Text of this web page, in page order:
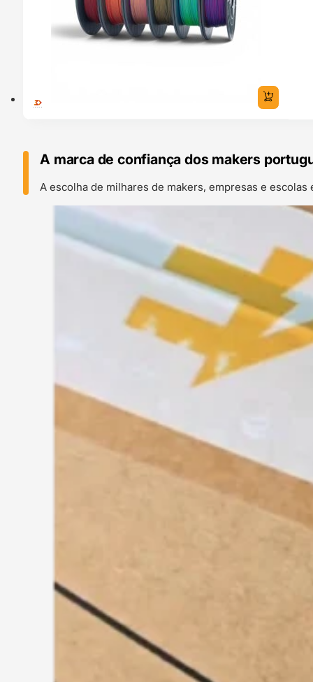
A marca de confiança dos makers
A escolha de milhares de makers, empresas e escolas